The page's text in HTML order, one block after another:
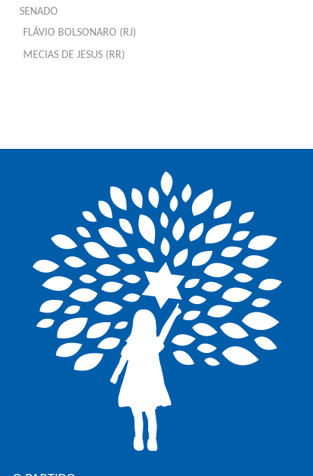
SENADO
FLÁVIO BOLSONARO (RJ)
MECIAS DE JESUS (RR)